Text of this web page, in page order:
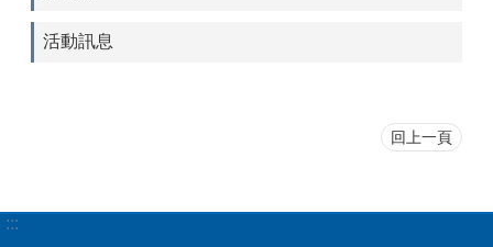
活動訊息
回上一頁
:::